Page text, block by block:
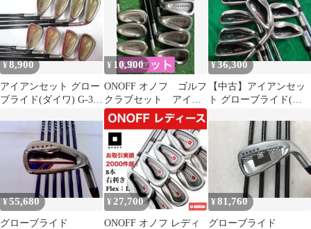
¥8,900
アイアンセット グロー
ブライド(ダイワ) G-3
ン/メタカーボ
SP/R/25[8562]
¥ 10,900
ONOFF オノフ ゴルフ
クラブセット アイア
ンセット メンズ R
¥36,300
【中古】アイアンセッ
ト グローブライド(ダ
2016◆NSPRO950GHHT
8本セット
◆S◆26[9358]
¥55,680
グローブライド
¥ 27,700
ONOFF オノフ レディ
¥81,760
グローブライド